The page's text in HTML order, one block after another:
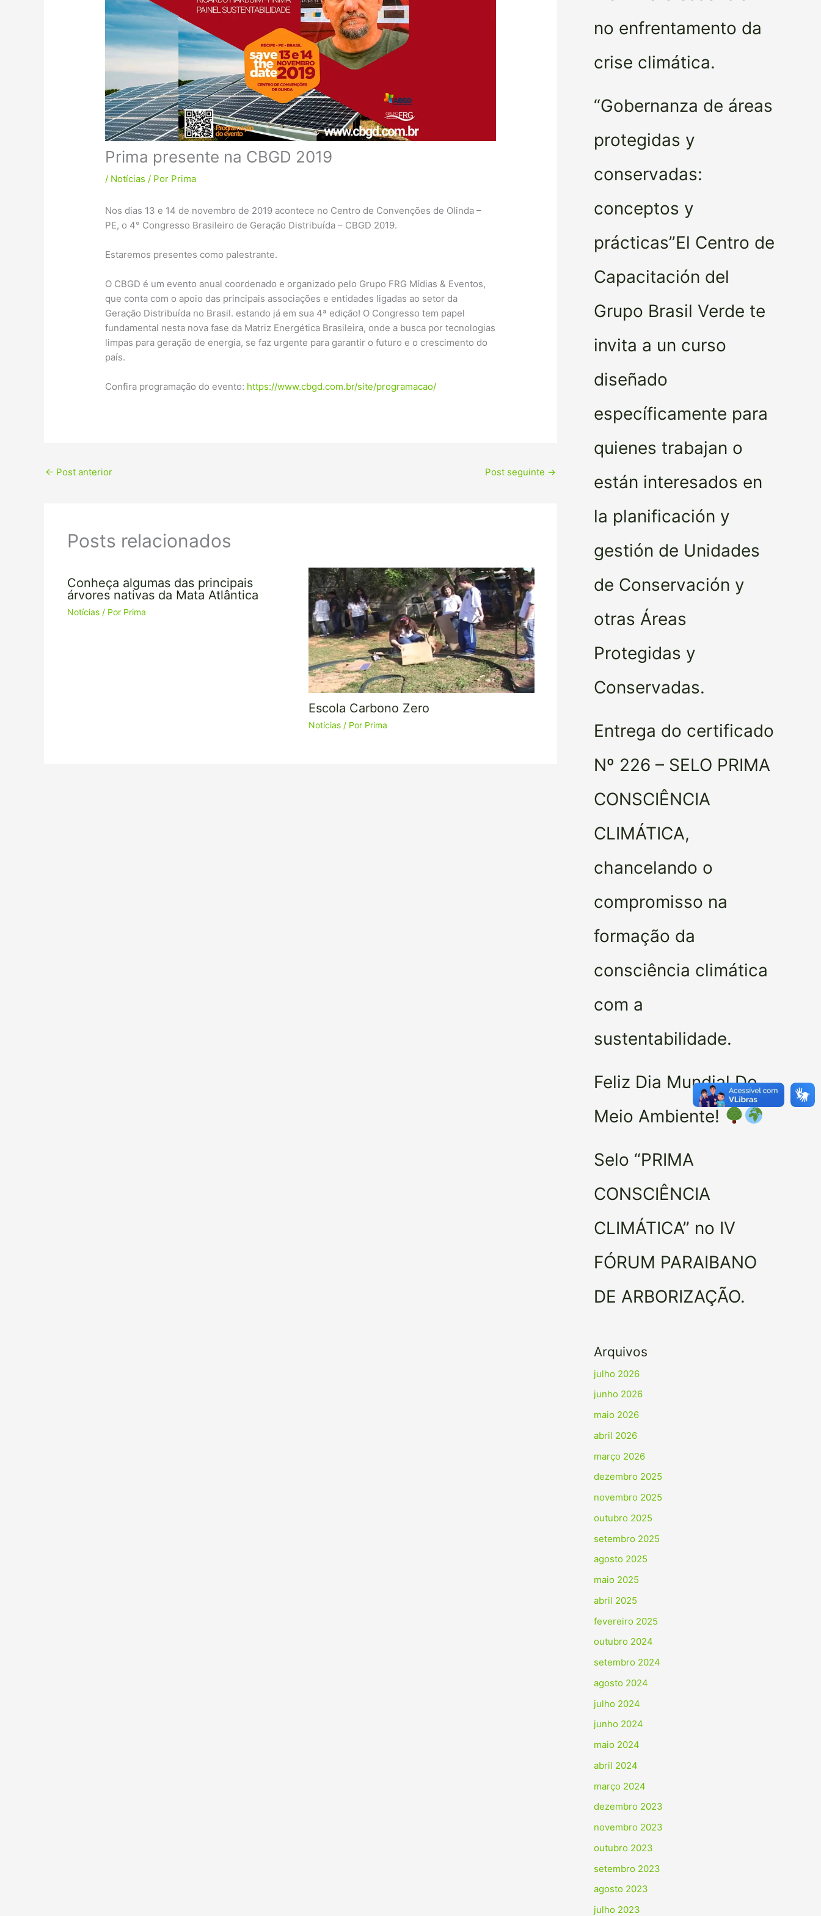
Prima presente na CBGD 2019
/ Notícias / Por Prima
Nos dias 13 e 14 de novembro de 2019 acontece no Centro de Convenções de Olinda –
PE, o 4° Congresso Brasileiro de Geração Distribuída – CBGD 2019.
Estaremos presentes como palestrante.
O CBGD é um evento anual coordenado e organizado pelo Grupo FRG Mídias & Eventos,
que conta com o apoio das principais associações e entidades ligadas ao setor da
Geração Distribuída no Brasil. estando já em sua 4ª edição! O Congresso tem papel
fundamental nesta nova fase da Matriz Energética Brasileira, onde a busca por tecnologias
limpas para geração de energia, se faz urgente para garantir o futuro e o crescimento do
país.
Confira programação do evento: https://www.cbgd.com.br/site/programacao/
← Post anterior Post seguinte →
Posts relacionados
Conheça algumas das principais
árvores nativas da Mata Atlântica
Notícias/ Por Prima
Escola Carbono Zero
Notícias/ Por Prima
no enfrentamento da
crise climática.
“Gobernanza de áreas
protegidas y
conservadas:
conceptos y
prácticas”El Centro de
Capacitación del
Grupo Brasil Verde te
invita a un curso
diseñado
específicamente para
quienes trabajan o
están interesados en
la planificación y
gestión de Unidades
de Conservación y
otras Áreas
Protegidas y
Conservadas.
Entrega do certificado
Nº 226 – SELO PRIMA
CONSCIÊNCIA
CLIMÁTICA,
chancelando o
compromisso na
formação da
consciência climática
com a
sustentabilidade.
Feliz Dia Mundial Do
Meio Ambiente!
Selo “PRIMA
CONSCIÊNCIA
CLIMÁTICA” no IV
FÓRUM PARAIBANO
DE ARBORIZAÇÃO.
Arquivos
julho 2026
junho 2026
maio 2026
abril 2026
março 2026
dezembro 2025
novembro 2025
outubro 2025
setembro 2025
agosto 2025
maio 2025
abril 2025
fevereiro 2025
outubro 2024
setembro 2024
agosto 2024
julho 2024
junho 2024
maio 2024
abril 2024
março 2024
dezembro 2023
novembro 2023
outubro 2023
setembro 2023
agosto 2023
julho 2023